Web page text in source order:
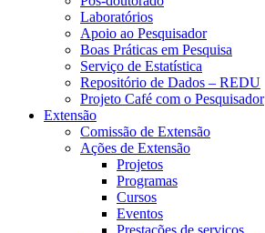
Laboratórios
Apoio ao Pesquisador
Boas Práticas em Pesquisa
Serviço de Estatística
Repositório de Dados – REDU
Projeto Café com o Pesquisador
Extensão
Comissão de Extensão
Ações de Extensão
Projetos
Programas
Cursos
Eventos
Prestações de serviços